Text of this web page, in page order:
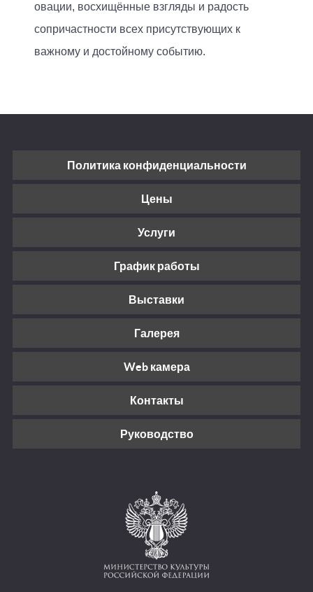
овации, восхищённые взгляды и радость
сопричастности всех присутствующих к
важному и достойному событию.
Политика конфиденциальности
Цены
Услуги
График работы
Выставки
Галерея
Web камера
Контакты
Руководство